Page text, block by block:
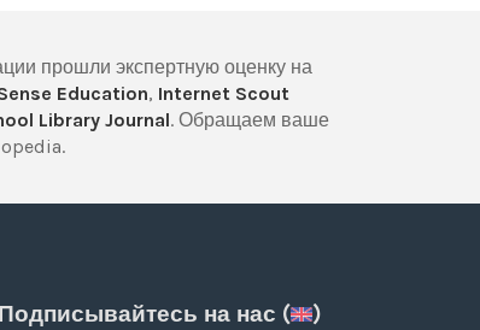
прошли экспертную оценку на
Education, Internet Scout
Library Journal. Обращаем ваше
Подписывайтесь на нас ( )